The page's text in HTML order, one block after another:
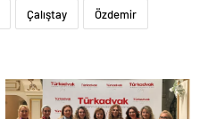
Çalıştay Özdemir